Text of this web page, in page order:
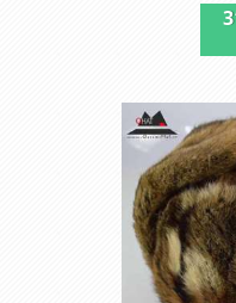
طبیی(خَز)
ازجنس ساتن
سردزمستانی
نگاه می